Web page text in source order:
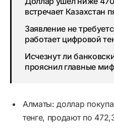
встречает Казахстан
Заявление не
работает цифровой
Исчезнут ли
прояснил главные
Алматы: доллар
тенге, продают по